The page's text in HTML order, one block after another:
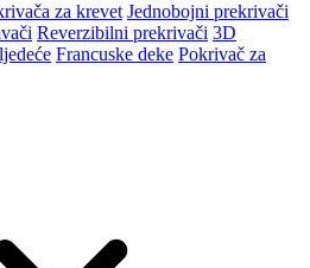
za krevet Jednobojni prekrivači
Reverzibilni prekrivači 3D
Francuske deke Pokrivač za